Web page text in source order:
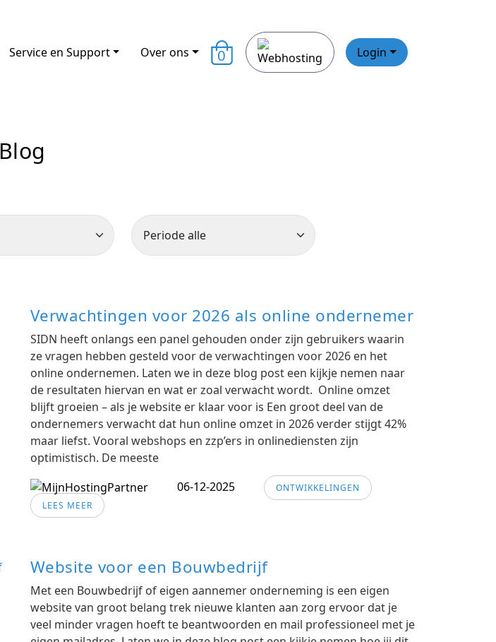
Service en Support Over ons 0 Login
Blog
Verwachtingen voor 2026 als online ondernemer
SIDN heeft onlangs een panel gehouden onder zijn gebruikers waarin
ze vragen hebben gesteld voor de verwachtingen voor 2026 en het
online ondernemen. Laten we in deze blog post een kijkje nemen naar
de resultaten hiervan en wat er zoal verwacht wordt. Online omzet
blijft groeien – als je website er klaar voor is Een groot deel van de
ondernemers verwacht dat hun online omzet in 2026 verder stijgt 42%
maar liefst. Vooral webshops en zzp’ers in onlinediensten zijn
optimistisch. De meeste
06-12-2025
ONTWIKKELINGEN
LEES MEER
Website voor een Bouwbedrijf
Met een Bouwbedrijf of eigen aannemer onderneming is een eigen
website van groot belang trek nieuwe klanten aan zorg ervoor dat je
veel minder vragen hoeft te beantwoorden en mail professioneel met je